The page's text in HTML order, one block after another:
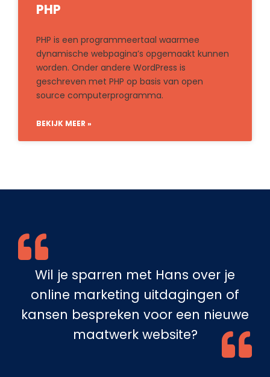
PHP
PHP is een programmeertaal waarmee
dynamische webpagina’s opgemaakt kunnen
worden. Onder andere WordPress is
geschreven met PHP op basis van open
source computerprogramma.
BEKIJK MEER »
Wil je sparren met Hans over je
online marketing uitdagingen of
kansen bespreken voor een nieuwe
maatwerk website?